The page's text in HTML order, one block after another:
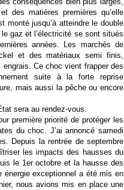
des matières premières qu’elle
jusqu’à atteindre le double
gaz et l’électricité se sont situés
années. Les marchés de
et des matériaux semi finis,
Ce choc vient frapper des
suite à la forte reprise
mais aussi la pêche ou encore
sera au rendez-vous.
première priorité de protéger les
du choc. J’ai annoncé samedi
Depuis la rentrée de septembre
les impacts des hausses du
le 1er octobre et la hausse des
énergie exceptionnel a été mis en
nous avions mis en place une